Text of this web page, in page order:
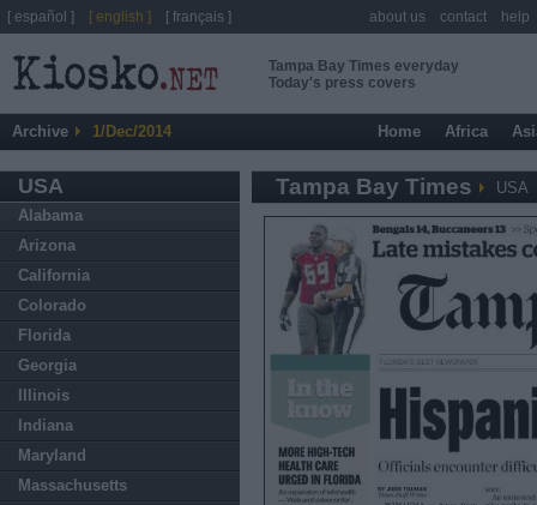
Tampa Bay Times everyday
Today's press covers
Archive 1/Dec/2014 Home Africa
USA
Alabama
Arizona
California
Colorado
Florida
Georgia
Illinois
Indiana
Maryland
Massachusetts
Tampa Bay Times USA
[ español ] [ english ] [ français ] about us contact help